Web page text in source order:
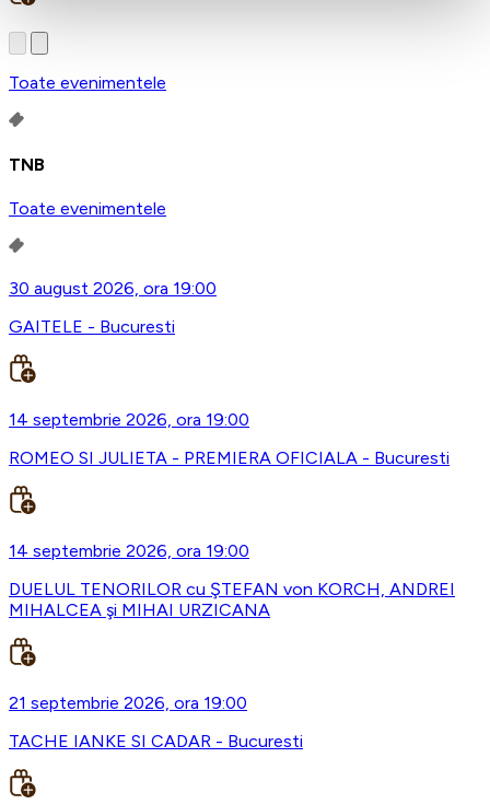
Toate evenimentele
TNB
Toate evenimentele
30 august 2026, ora 19:00
GAITELE - Bucuresti
14 septembrie 2026, ora 19:00
ROMEO SI JULIETA - PREMIERA OFICIALA - Bucuresti
14 septembrie 2026, ora 19:00
DUELUL TENORILOR cu ŞTEFAN von KORCH, ANDREI
MIHALCEA şi MIHAI URZICANA
21 septembrie 2026, ora 19:00
TACHE IANKE SI CADAR - Bucuresti